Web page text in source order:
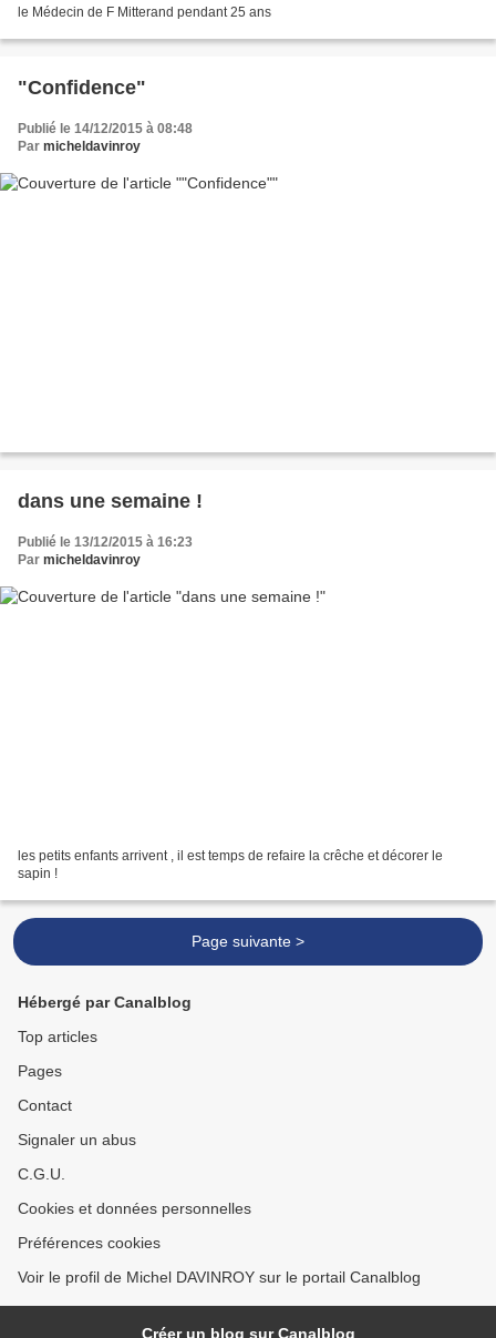
le Médecin de F Mitterand pendant 25 ans
"Confidence"
Publié le 14/12/2015 à 08:48
Par micheldavinroy
dans une semaine !
Publié le 13/12/2015 à 16:23
Par micheldavinroy
les petits enfants arrivent , il est temps de refaire la crêche et décorer le
sapin !
Page suivante >
Hébergé par Canalblog
Top articles
Pages
Contact
Signaler un abus
C.G.U.
Cookies et données personnelles
Préférences cookies
Voir le profil de Michel DAVINROY sur le portail Canalblog
Créer un blog sur Canalblog